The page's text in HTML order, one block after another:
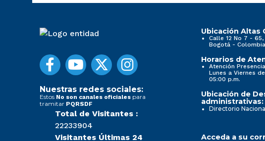
Nuestras redes sociales:
Estos No son canales oficiales para
tramitar PQRSDF
Total de Visitantes :
22233904
Visitantes Últimas 24
Ubicación Altas
Calle 12 No 7 -
Bogotá - Colombia
Horarios de
Atención
Lunes a Viernes
05:00 p.m.
Ubicación de
administrativas:
Directorio Nacional
Acceda a su